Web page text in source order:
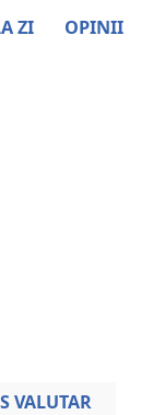
ZI OPINII
VALUTAR